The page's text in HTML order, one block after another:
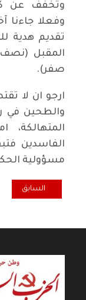
وتخفف عن
وفعلا جاءنا
تقديم هدية
المقبل
صفر).
ارجو ان لا
والطحين في
الفاسدين
مسؤولية
المقال
السابق